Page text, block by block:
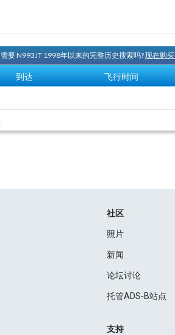
需要 N993JT 1998年以来的完整历史搜索吗?现在购
到达 飞行时间
社区
照片
新闻
论坛讨论
托管ADS-B站点
支持